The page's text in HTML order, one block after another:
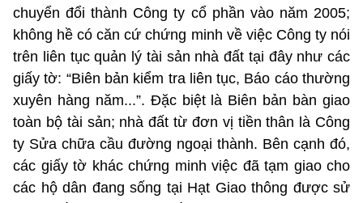
chuyển đổi thành Công ty cổ phần vào năm 2005;
không hề có căn cứ chứng minh về việc Công ty nói
trên liên tục quản lý tài sản nhà đất tại đây như các
giấy tờ: “Biên bản kiểm tra liên tục, Báo cáo thường
xuyên hàng năm...”. Đặc biệt là Biên bản bàn giao
toàn bộ tài sản; nhà đất từ đơn vị tiền thân là Công
ty Sửa chữa cầu đường ngoại thành. Bên cạnh đó,
các giấy tờ khác chứng minh việc đã tạm giao cho
các hộ dân đang sống tại Hạt Giao thông được sử